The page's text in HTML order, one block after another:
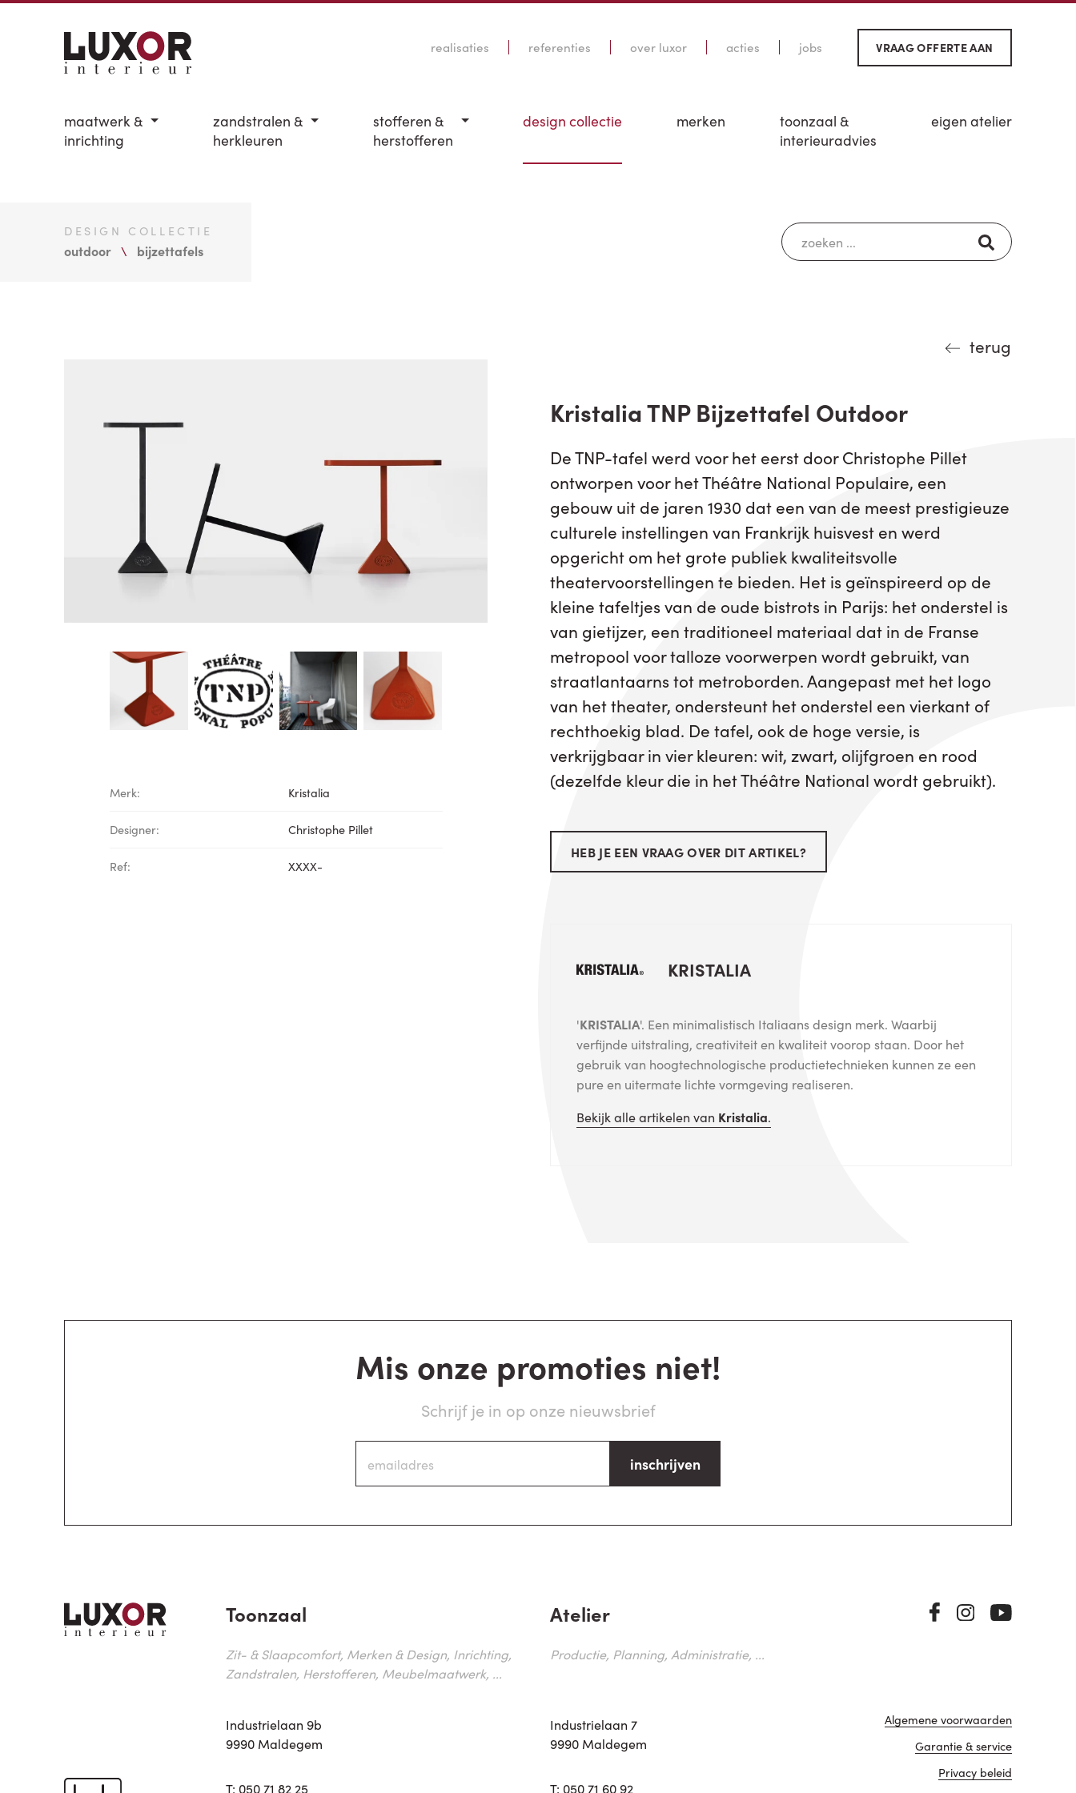
realisaties referenties over luxor acties jobs VRAAG OFFERTE AAN
maatwerk &
inrichting
zandstralen &
herkleuren
stofferen &
herstofferen
design collectie merken
toonzaal &
interieuradvies
eigen atelier
DESIGN COLLECTIE
outdoor bijzettafels
terug
Merk: Kristalia
Designer: Christophe Pillet
Ref: XXXX-
Kristalia TNP Bijzettafel Outdoor
De TNP-tafel werd voor het eerst door Christophe Pillet
ontworpen voor het Théâtre National Populaire, een
gebouw uit de jaren 1930 dat een van de meest prestigieuze
culturele instellingen van Frankrijk huisvest en werd
opgericht om het grote publiek kwaliteitsvolle
theatervoorstellingen te bieden. Het is geïnspireerd op de
kleine tafeltjes van de oude bistrots in Parijs: het onderstel is
van gietijzer, een traditioneel materiaal dat in de Franse
metropool voor talloze voorwerpen wordt gebruikt, van
straatlantaarns tot metroborden. Aangepast met het logo
van het theater, ondersteunt het onderstel een vierkant of
rechthoekig blad. De tafel, ook de hoge versie, is
verkrijgbaar in vier kleuren: wit, zwart, olijfgroen en rood
(dezelfde kleur die in het Théâtre National wordt gebruikt).
HEB JE EEN VRAAG OVER DIT ARTIKEL?
KRISTALIA
'KRISTALIA'. Een minimalistisch Italiaans design merk. Waarbij
verfijnde uitstraling, creativiteit en kwaliteit voorop staan. Door het
gebruik van hoogtechnologische productietechnieken kunnen ze een
pure en uitermate lichte vormgeving realiseren.
Bekijk alle artikelen van Kristalia.
Mis onze promoties niet!
Schrijf je in op onze nieuwsbrief
inschrijven
Toonzaal
Zit- & Slaapcomfort, Merken & Design, Inrichting,
Zandstralen, Herstofferen, Meubelmaatwerk, ...
Industrielaan 9b
9990 Maldegem
T: 050 71 82 25
Atelier
Productie, Planning, Administratie, ...
Industrielaan 7
9990 Maldegem
T: 050 71 60 92
Algemene voorwaarden
Garantie & service
Privacy beleid